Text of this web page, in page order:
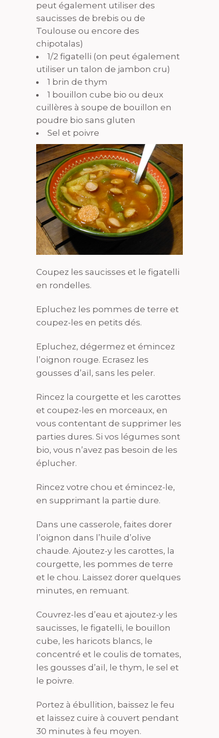
peut également utiliser des
saucisses de brebis ou de
Toulouse ou encore des
chipotalas)
1/2 figatelli (on peut également
utiliser un talon de jambon cru)
1 brin de thym
1 bouillon cube bio ou deux
cuillères à soupe de bouillon en
poudre bio sans gluten
Sel et poivre
Coupez les saucisses et le figatelli
en rondelles.
Epluchez les pommes de terre et
coupez-les en petits dés.
Epluchez, dégermez et émincez
l’oignon rouge. Ecrasez les
gousses d’aïl, sans les peler.
Rincez la courgette et les carottes
et coupez-les en morceaux, en
vous contentant de supprimer les
parties dures. Si vos légumes sont
bio, vous n’avez pas besoin de les
éplucher.
Rincez votre chou et émincez-le,
en supprimant la partie dure.
Dans une casserole, faites dorer
l’oignon dans l’huile d’olive
chaude. Ajoutez-y les carottes, la
courgette, les pommes de terre
et le chou. Laissez dorer quelques
minutes, en remuant.
Couvrez-les d’eau et ajoutez-y les
saucisses, le figatelli, le bouillon
cube, les haricots blancs, le
concentré et le coulis de tomates,
les gousses d’aïl, le thym, le sel et
le poivre.
Portez à ébullition, baissez le feu
et laissez cuire à couvert pendant
30 minutes à feu moyen.